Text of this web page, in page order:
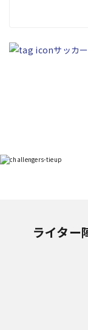
サッカー
ライター